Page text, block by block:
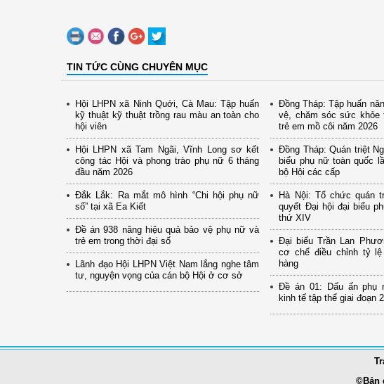
TIN TỨC CÙNG CHUYÊN MỤC
Hội LHPN xã Ninh Quới, Cà Mau: Tập huấn
kỹ thuật kỹ thuật trồng rau màu an toàn cho
hội viên
Hội LHPN xã Tam Ngãi, Vĩnh Long sơ kết
công tác Hội và phong trào phụ nữ 6 tháng
đầu năm 2026
Đắk Lắk: Ra mắt mô hình “Chi hội phụ nữ
số” tại xã Ea Kiết
Đề án 938 nâng hiệu quả bảo vệ phụ nữ và
trẻ em trong thời đại số
Lãnh đạo Hội LHPN Việt Nam lắng nghe tâm
tư, nguyện vọng của cán bộ Hội ở cơ sở
Đồng Tháp: Tập huấn
vệ, chăm sóc sức khỏe
trẻ em mồ côi năm 2026
Đồng Tháp: Quán triệt
biểu phụ nữ toàn quốc
bộ Hội các cấp
Hà Nội: Tổ chức quán
quyết Đại hội đại biểu
thứ XIV
Đại biểu Trần Lan
cơ chế điều chỉnh tỷ
hàng
Đề án 01: Dấu ấn phụ
kinh tế tập thể giai đoạn
©Bản